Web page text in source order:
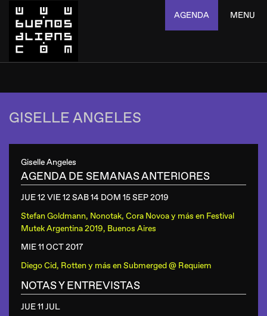
AGENDA MENU
GISELLE ANGELES
Giselle Angeles
AGENDA DE SEMANAS ANTERIORES
JUE 12 VIE 12 SAB 14 DOM 15 SEP2019
Stefan Goldmann, Nonotak, Cora Novoa y más en Festival
Mutek Argentina 2019, Buenos Aires
MIE 11 OCT2017
Diego Cid, Rotten y más enSubmerged @ Requiem
NOTAS Y ENTREVISTAS
JUE 11 JUL